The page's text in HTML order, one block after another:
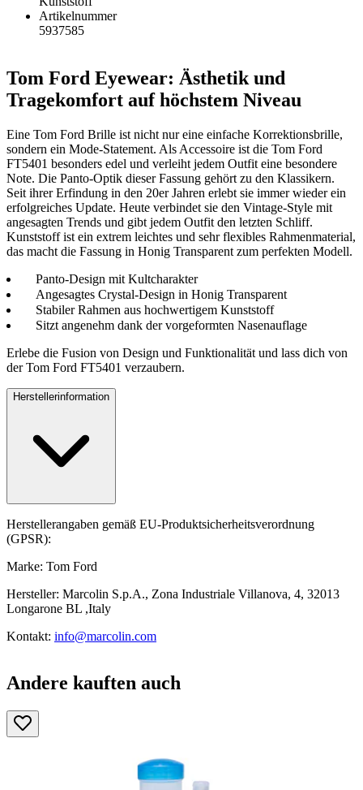
Artikelnummer
5937585
Tom Ford Eyewear: Ästhetik und
Tragekomfort auf höchstem Niveau
Eine Tom Ford Brille ist nicht nur eine einfache Korrektionsbrille,
sondern ein Mode-Statement. Als Accessoire ist die Tom Ford
FT5401 besonders edel und verleiht jedem Outfit eine besondere
Note. Die Panto-Optik dieser Fassung gehört zu den Klassikern.
Seit ihrer Erfindung in den 20er Jahren erlebt sie immer wieder ein
erfolgreiches Update. Heute verbindet sie den Vintage-Style mit
angesagten Trends und gibt jedem Outfit den letzten Schliff.
Kunststoff ist ein extrem leichtes und sehr flexibles Rahmenmaterial,
das macht die Fassung in Honig Transparent zum perfekten Modell.
Panto-Design mit Kultcharakter
Angesagtes Crystal-Design in Honig Transparent
Stabiler Rahmen aus hochwertigem Kunststoff
Sitzt angenehm dank der vorgeformten Nasenauflage
Erlebe die Fusion von Design und Funktionalität und lass dich von
der Tom Ford FT5401 verzaubern.
Herstellerinformation
Herstellerangaben gemäß EU-Produktsicherheitsverordnung
(GPSR):
Marke: Tom Ford
Hersteller: Marcolin S.p.A., Zona Industriale Villanova, 4, 32013
Longarone BL ,Italy
Kontakt: info@marcolin.com
Andere kauften auch